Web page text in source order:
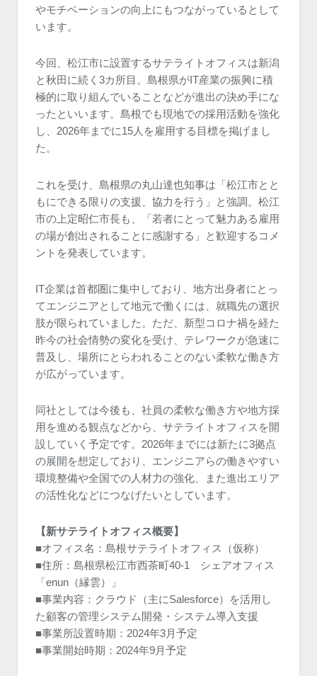
やモチベーションの向上にもつながっているとして
います。
今回、松江市に設置するサテライトオフィスは新潟
と秋田に続く3カ所目。島根県がIT産業の振興に積
極的に取り組んでいることなどが進出の決め手にな
ったといいます。島根でも現地での採用活動を強化
し、2026年までに15人を雇用する目標を掲げまし
た。
これを受け、島根県の丸山達也知事は「松江市とと
もにできる限りの支援、協力を行う」と強調。松江
市の上定昭仁市長も、「若者にとって魅力ある雇用
の場が創出されることに感謝する」と歓迎するコメ
ントを発表しています。
IT企業は首都圏に集中しており、地方出身者にとっ
てエンジニアとして地元で働くには、就職先の選択
肢が限られていました。ただ、新型コロナ禍を経た
昨今の社会情勢の変化を受け、テレワークが急速に
普及し、場所にとらわれることのない柔軟な働き方
が広がっています。
同社としては今後も、社員の柔軟な働き方や地方採
用を進める観点などから、サテライトオフィスを開
設していく予定です。2026年までには新たに3拠点
の展開を想定しており、エンジニアらの働きやすい
環境整備や全国での人材力の強化、また進出エリア
の活性化などにつなげたいとしています。
【新サテライトオフィス概要】
■オフィス名：島根サテライトオフィス（仮称）
■住所：島根県松江市西茶町40-1 シェアオフィス
「enun（縁雲）」
■事業内容：クラウド（主にSalesforce）を活用し
た顧客の管理システム開発・システム導入支援
■事業所設置時期：2024年3月予定
■事業開始時期：2024年9月予定